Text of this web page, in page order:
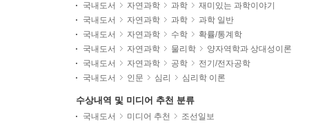
국내도서
자연과학 과학
재미있는 과학이야기
국내도서
자연과학 과학
과학 일반
국내도서
자연과학 수학
확률/통계학
국내도서
자연과학 물리학
양자역학과 상대성이론
국내도서
자연과학 공학
전기/전자공학
국내도서
인문 심리 심리학 이론
수상내역 및 미디어 추천 분류
국내도서 미디어 추천
조선일보